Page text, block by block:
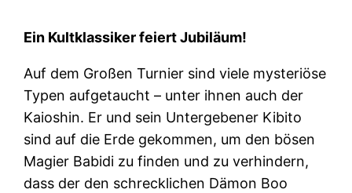
Ein Kultklassiker feiert Jubiläum!
Auf dem Großen Turnier sind viele mysteriöse
Typen aufgetaucht – unter ihnen auch der
Kaioshin. Er und sein Untergebener Kibito
sind auf die Erde gekommen, um den bösen
Magier Babidi zu finden und zu verhindern,
dass der den schrecklichen Dämon Boo